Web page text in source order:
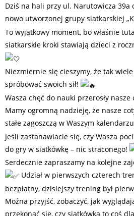
Dziś na hali przy ul. Narutowicza 39a
nowo utworzonej grupy siatkarskiej
To wyjątkowy moment, bo właśnie
siatkarskie kroki stawiają dzieci z
Niezmiernie się cieszymy, że tak
spróbować swoich sił!
Wasza chęć do nauki przerosły nasze
Mamy ogromną nadzieję, że nasze
stałe zagoszczą w Waszym kalendarzu
Jeśli zastanawiacie się, czy Wasza
do gry w siatkówkę – nic straconego!
Serdecznie zapraszamy na kolejne
Udział w pierwszych czterech
bezpłatny, dzisiejszy trening był
Można przyjść, zobaczyć, jak
przekonać się, czy siatkówka to coś